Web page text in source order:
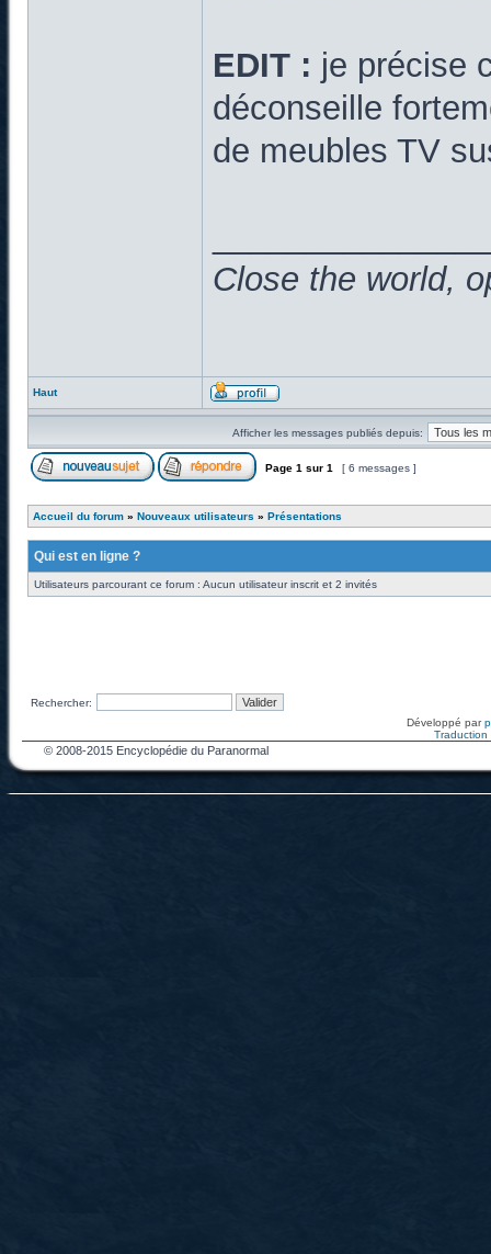
EDIT : je précise
déconseille
de meubles TV
Close the world,
Haut
Afficher les messages publiés depuis:
Page 1 sur 1 [ 6 messages ]
Accueil du forum » Nouveaux utilisateurs » Présentations
Qui est en ligne ?
Utilisateurs parcourant ce forum : Aucun utilisateur inscrit et 2 invités
Rechercher:
Développé par
Traduction
© 2008-2015 Encyclopédie du Paranormal